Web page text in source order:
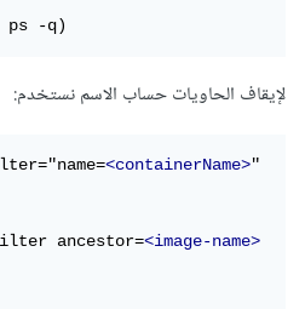
ps -q)
لإيقاف الحاويات حساب الاسم نستخدم:
<containerName>"
ancestor=<image-name>